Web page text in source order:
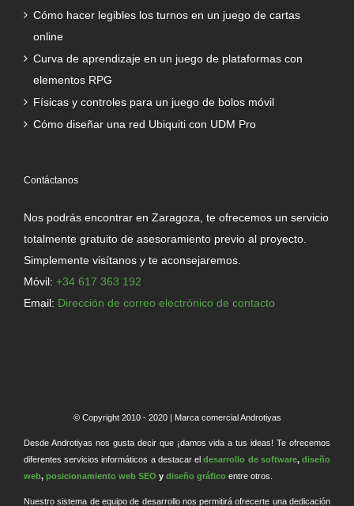
Cómo hacer legibles los turnos en un juego de cartas
online
Curva de aprendizaje en un juego de plataformas con
elementos RPG
Físicas y controles para un juego de bolos móvil
Cómo diseñar una red Ubiquiti con UDM Pro
Contáctanos
Nos podrás encontrar en Zaragoza, te ofrecemos un servicio
totalmente gratuito de asesoramiento previo al proyecto.
Simplemente visítanos y te aconsejaremos.
Móvil: +34 617 363 192
Email: Dirección de correo electrónico de contacto
© Copyright 2010 - 2020 | Marca comercial Androtiyas
Desde Androtiyas nos gusta decir que ¡damos vida a tus ideas! Te ofrecemos
diferentes servicios informáticos a destacar eldesarrollo de software,diseño
web, posicionamiento web SEO y diseño gráfico entre otros.
Nuestro sistema de equipo de desarrollo nos permitirá ofrecerte una dedicación